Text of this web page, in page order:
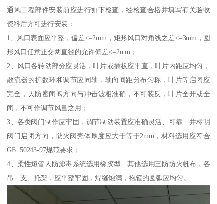
通风工程部件安装前应进行如下检查，经检查合格并填写有关验收
资料后方可进行安装：
1、风口表面应平整，偏差<=2mm，矩形风口对角线之差<=3mm，圆
形风口任意正交两直径的允许偏差<=2mm；
2、风口各转动部分应灵活，叶片或插板应平直，叶片内距应均匀，
散流器的扩数环和调节应同轴，轴向间距分布匀称，叶片等启闭应
完全，人防密闭阀方向与冲击波相准确，不可装反，叶片全开或全
闭，不可作调节风量之用；
3、各类阀门制作应牢固，调节制动装置应准确灵活、可靠，并标明
阀门启闭方向，防火阀壳体厚度应大于等于2mm，材料选用应符合
GB 50243-97规范要求；
4、柔性短管人防滤毒系统选用橡胶型，其他选用三防防火帆布，各
吊、支、托架，应平整牢固，焊缝饱满，抱箍的圆弧应均匀。